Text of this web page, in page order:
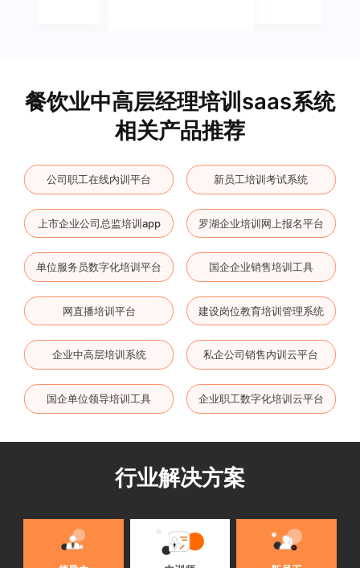
餐饮业中高层经理培训saas系统
相关产品推荐
公司职工在线内训平台 新员工培训考试系统
上市企业公司总监培训app 罗湖企业培训网上报名平台
单位服务员数字化培训平台 国企企业销售培训工具
网直播培训平台 建设岗位教育培训管理系统
企业中高层培训系统 私企公司销售内训云平台
国企单位领导培训工具 企业职工数字化培训云平台
行业解决方案